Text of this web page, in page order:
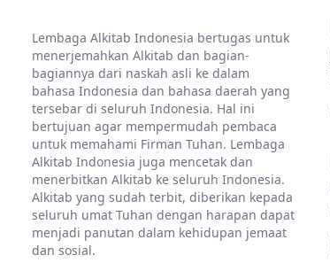
Lembaga Alkitab Indonesia bertugas untuk
menerjemahkan Alkitab dan bagian-
bagiannya dari naskah asli ke dalam
bahasa Indonesia dan bahasa daerah yang
tersebar di seluruh Indonesia. Hal ini
bertujuan agar mempermudah pembaca
untuk memahami Firman Tuhan. Lembaga
Alkitab Indonesia juga mencetak dan
menerbitkan Alkitab ke seluruh Indonesia.
Alkitab yang sudah terbit, diberikan kepada
seluruh umat Tuhan dengan harapan dapat
menjadi panutan dalam kehidupan jemaat
dan sosial.